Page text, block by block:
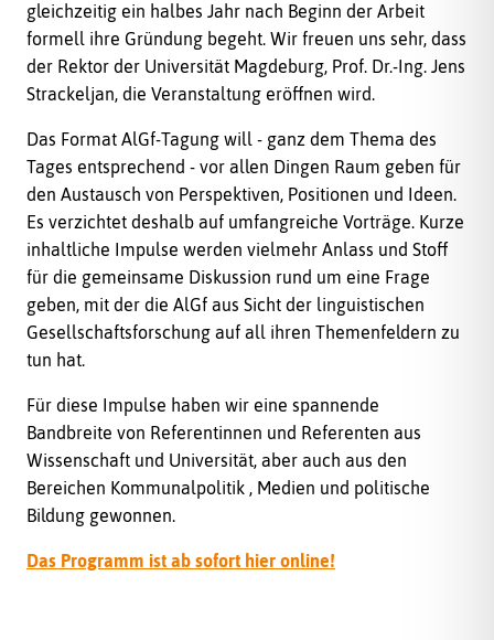
gleichzeitig ein halbes Jahr nach Beginn der Arbeit
formell ihre Gründung begeht. Wir freuen uns sehr, dass
der Rektor der Universität Magdeburg, Prof. Dr.-Ing. Jens
Strackeljan, die Veranstaltung eröffnen wird.
Das Format AlGf-Tagung will - ganz dem Thema des
Tages entsprechend - vor allen Dingen Raum geben für
den Austausch von Perspektiven, Positionen und Ideen.
Es verzichtet deshalb auf umfangreiche Vorträge. Kurze
inhaltliche Impulse werden vielmehr Anlass und Stoff
für die gemeinsame Diskussion rund um eine Frage
geben, mit der die AlGf aus Sicht der linguistischen
Gesellschaftsforschung auf all ihren Themenfeldern zu
tun hat.
Für diese Impulse haben wir eine spannende
Bandbreite von Referentinnen und Referenten aus
Wissenschaft und Universität, aber auch aus den
Bereichen Kommunalpolitik , Medien und politische
Bildung gewonnen.
Das Programm ist ab sofort hier online!